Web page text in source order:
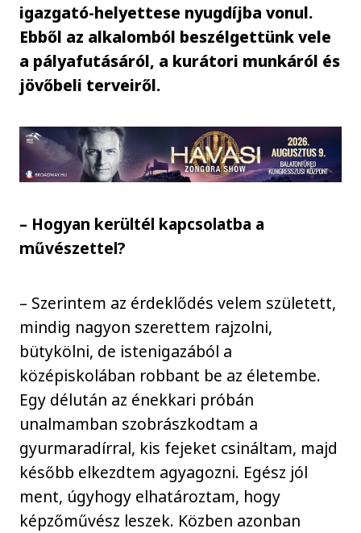
igazgató-helyettese nyugdíjba vonul.
Ebből az alkalomból beszélgettünk vele
a pályafutásáról, a kurátori munkáról és
jövőbeli terveiről.
– Hogyan kerültél kapcsolatba a
művészettel?
– Szerintem az érdeklődés velem született,
mindig nagyon szerettem rajzolni,
bütykölni, de istenigazából a
középiskolában robbant be az életembe.
Egy délután az énekkari próbán
unalmamban szobrászkodtam a
gyurmaradírral, kis fejeket csináltam, majd
később elkezdtem agyagozni. Egész jól
ment, úgyhogy elhatároztam, hogy
képzőművész leszek. Közben azonban